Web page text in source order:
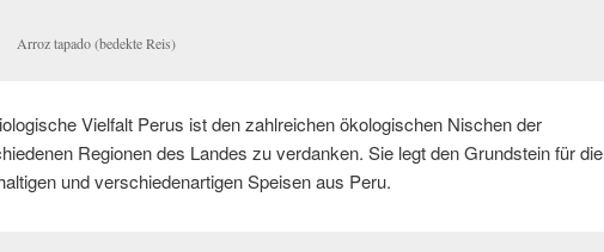
Arroz tapado (bedekte Reis)
Vielfalt Perus ist den zahlreichen ökologischen Nischen der
Regionen des Landes zu verdanken. Sie legt den Grundstein für die
und verschiedenartigen Speisen aus Peru.